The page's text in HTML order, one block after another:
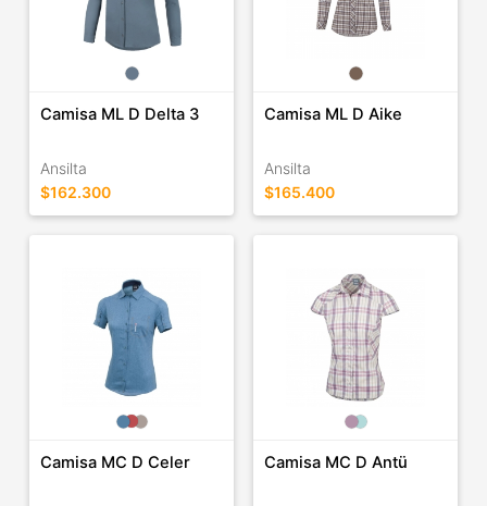
Camisa ML D Delta 3
Ansilta
$162.300
Camisa ML D Aike
Ansilta
$165.400
Camisa MC D Celer Camisa MC D Antü